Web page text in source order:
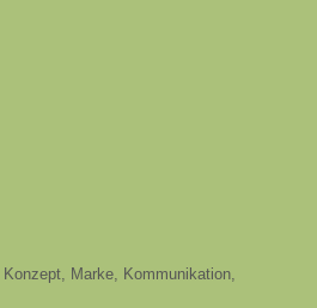
Marke, Kommunikation,